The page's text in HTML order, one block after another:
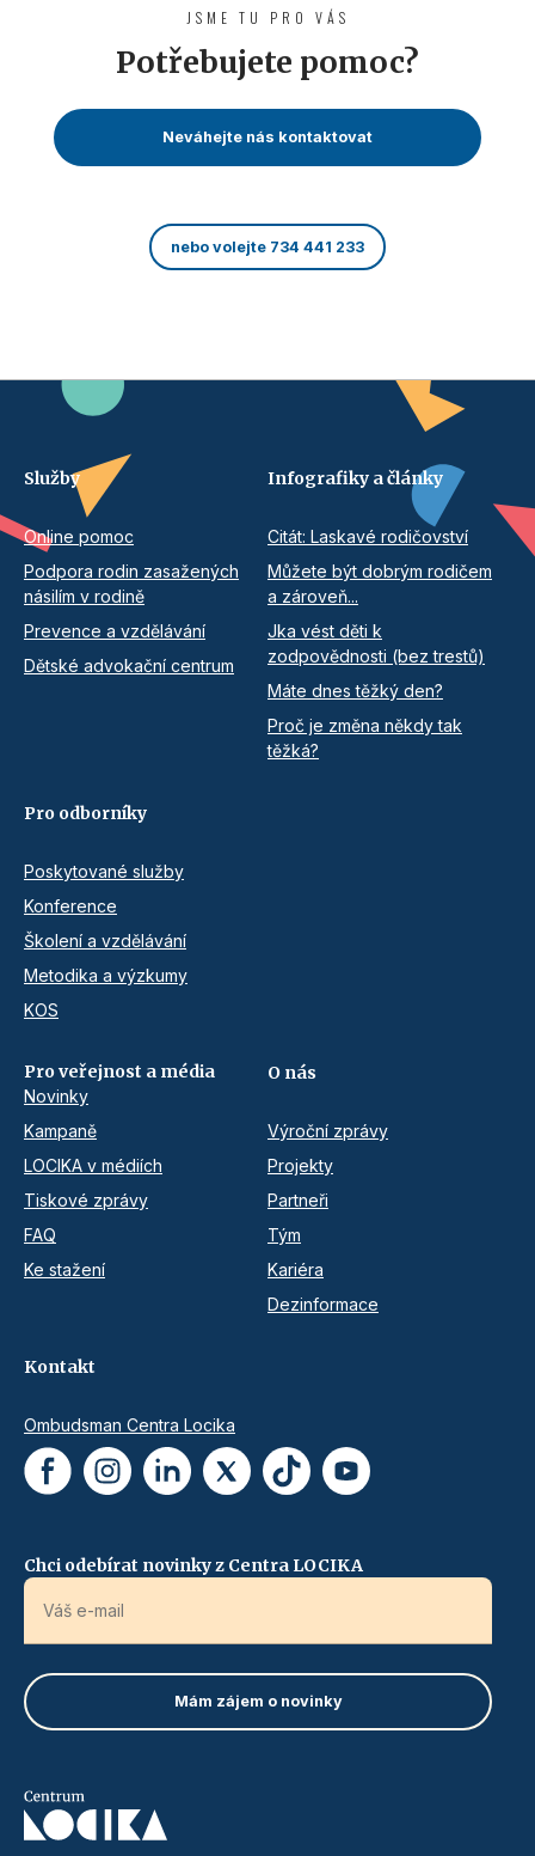
JSME TU PRO VÁS
Potřebujete pomoc?
Neváhejte nás kontaktovat
nebo volejte 734 441 233
Služby
Online pomoc
Podpora rodin zasažených
násilím v rodině
Prevence a vzdělávání
Dětské advokační centrum
Infografiky a články
Citát: Laskavé rodičovství
Můžete být dobrým rodičem
a zároveň...
Jka vést děti k
zodpovědnosti (bez trestů)
Máte dnes těžký den?
Proč je změna někdy tak
těžká?
Pro odborníky
Poskytované služby
Konference
Školení a vzdělávání
Metodika a výzkumy
KOS
Pro veřejnost a média
Novinky
Kampaně
LOCIKA v médiích
Tiskové zprávy
FAQ
Ke stažení
O nás
Výroční zprávy
Projekty
Partneři
Tým
Kariéra
Dezinformace
Kontakt
Ombudsman Centra Locika
Chci odebírat novinky z Centra LOCIKA